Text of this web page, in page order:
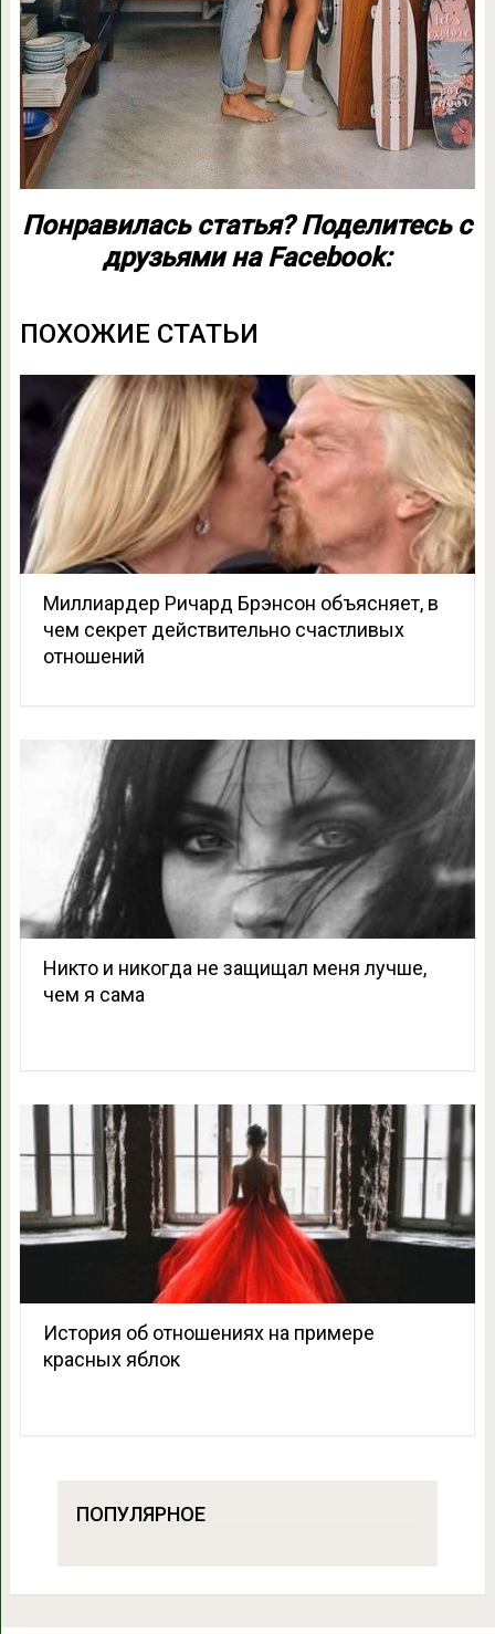
Понравилась статья? Поделитесь с
друзьями на Facebook:
ПОХОЖИЕ СТАТЬИ
Миллиардер Ричард Брэнсон объясняет, в
чем секрет действительно счастливых
отношений
Никто и никогда не защищал меня лучше,
чем я сама
История об отношениях на примере
красных яблок
ПОПУЛЯРНОЕ